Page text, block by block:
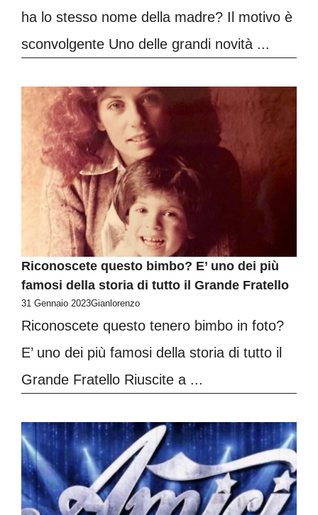
ha lo stesso nome della madre? Il motivo è
sconvolgente Uno delle grandi novità ...
Riconoscete questo bimbo? E’ uno dei più
famosi della storia di tutto il Grande Fratello
31 Gennaio 2023Gianlorenzo
Riconoscete questo tenero bimbo in foto?
E’ uno dei più famosi della storia di tutto il
Grande Fratello Riuscite a ...